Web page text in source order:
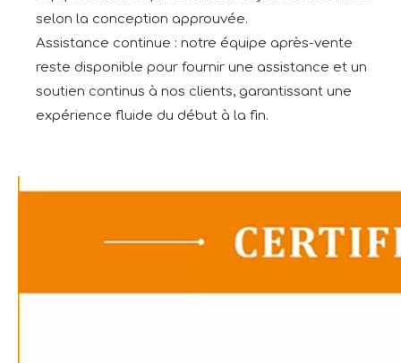
selon la conception approuvée.
Assistance continue : notre équipe après-vente
reste disponible pour fournir une assistance et un
soutien continus à nos clients, garantissant une
expérience fluide du début à la fin.